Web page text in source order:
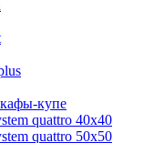
купе
quattro 40x40
quattro 50x50